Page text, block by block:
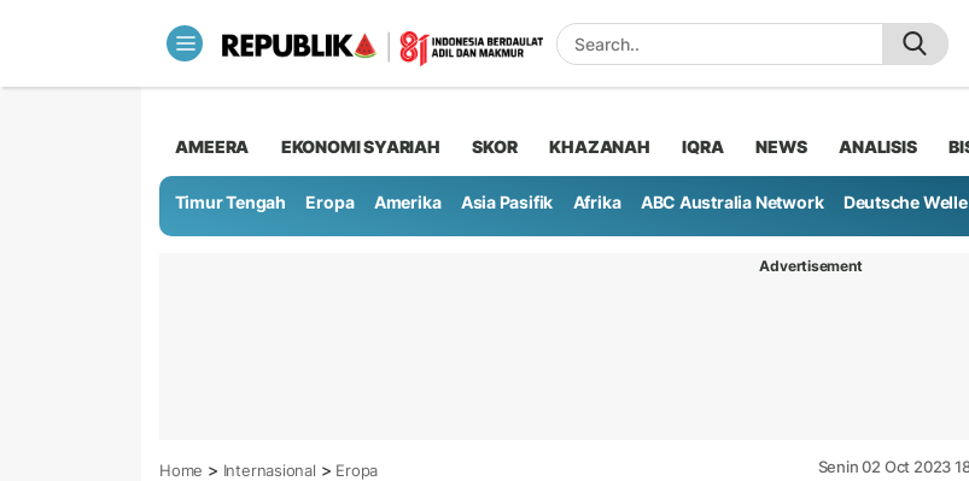
AMEERA EKONOMI SYARIAH SKOR KHAZANAH IQRA NEWS ANALISIS
Timur Tengah Eropa Amerika Asia Pasifik Afrika ABC Australia Network Deutsche Welle
Advertisement
Home > Internasional > Eropa Senin 02 Oct 2023